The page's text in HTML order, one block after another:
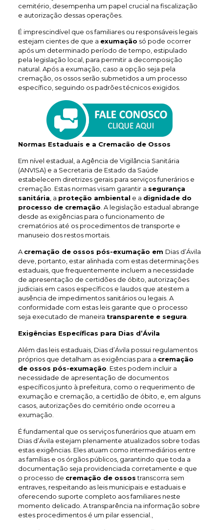
cemitério, desempenha um papel crucial na fiscalização
e autorização dessas operações.
É imprescindível que os familiares ou responsáveis legais
estejam cientes de que a exumação só pode ocorrer
após um determinado período de tempo, estipulado
pela legislação local, para permitir a decomposição
natural. Após a exumação, caso a opção seja pela
cremação, os ossos serão submetidos a um processo
específico, seguindo os padrões técnicos exigidos.
Normas Estaduais e a Cremacão de Ossos
Em nível estadual, a Agência de Vigilância Sanitária
(ANVISA) e a Secretaria de Estado da Saúde
estabelecem diretrizes gerais para serviços funerários e
cremação. Estas normas visam garantir a segurança
sanitária , a proteção ambiental e a dignidade do
processo de cremação . A legislação estadual abrange
desde as exigências para o funcionamento de
crematórios até os procedimentos de transporte e
manuseio dos restos mortais.
A cremação de ossos pós-exumação em Dias d’Ávila
deve, portanto, estar alinhada com estas determinações
estaduais, que frequentemente incluem a necessidade
de apresentação de certidões de óbito, autorizações
judiciais em casos específicos e laudos que atestem a
ausência de impedimentos sanitários ou legais. A
conformidade com estas leis garante que o processo
seja executado de maneira transparente e segura
Exigências Específicas para Dias d’Ávila
Além das leis estaduais, Dias d’Ávila possui regulamentos
próprios que detalham as exigências para a cremação
de ossos pós-exumação . Estes podem incluir a
necessidade de apresentação de documentos
específicos junto à prefeitura, como o requerimento de
exumação e cremação, a certidão de óbito, e, em alguns
casos, autorizações do cemitério onde ocorreu a
exumação.
É fundamental que os serviços funerários que atuam em
Dias d’Ávila estejam plenamente atualizados sobre todas
estas exigências. Eles atuam como intermediários entre
as famílias e os órgãos públicos, garantindo que toda a
documentação seja providenciada corretamente e que
o processo de cremação de ossostranscorra sem
entraves, respeitando as leis municipais e estaduais e
oferecendo suporte completo aos familiares neste
momento delicado. A transparência na informação sobre
estes procedimentos é um pilar essencial.,